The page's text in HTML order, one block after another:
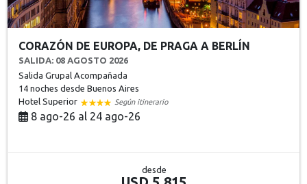
CORAZÓN DE EUROPA, DE PRAGA A BERLÍN
SALIDA: 08 AGOSTO 2026
Salida Grupal Acompañada
14 nochesdesde Buenos Aires
Hotel Superior
Según itinerario
8 ago-26 al 24 ago-26
desde